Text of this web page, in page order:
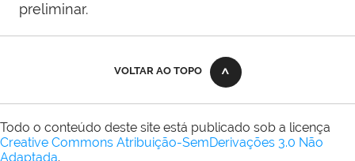
preliminar.
VOLTAR AO TOPO
Todo o conteúdo deste site está publicado sob a licença
Creative Commons Atribuição-SemDerivações 3.0 Não
Adaptada.